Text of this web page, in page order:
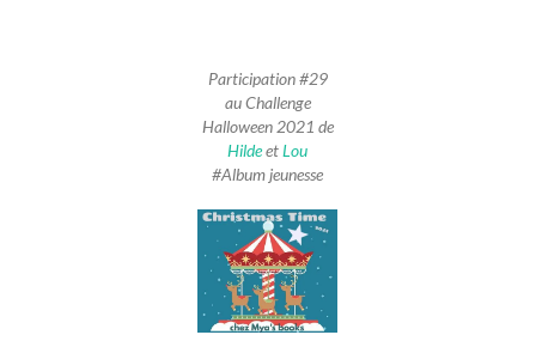
Participation #29
au Challenge
Halloween 2021 de
HildeetLou
#Album jeunesse